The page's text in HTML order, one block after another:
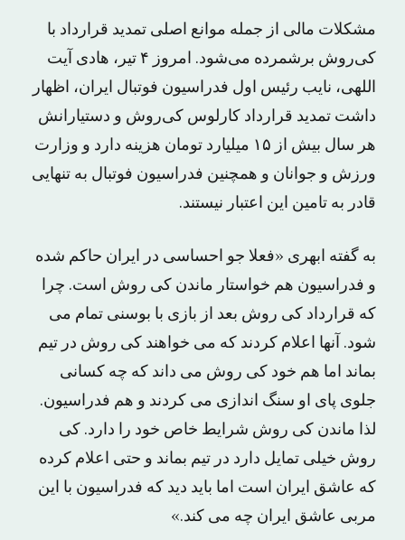
مشکلات مالی از جمله موانع اصلی تمدید قرارداد با
کی‌روش برشمرده می‌شود. امروز ۴ تیر، هادی آیت
اللهی، نایب رئیس اول فدراسیون فوتبال ایران، اظهار
داشت تمدید قرارداد کارلوس کی‌روش و دستیارانش
هر سال بیش از ۱۵ میلیارد تومان هزینه دارد و وزارت
ورزش و جوانان و همچنین فدراسیون فوتبال به تنهایی
قادر به تامین این اعتبار نیستند.
به گفته ابهری «فعلا جو احساسی در ایران حاکم شده
و فدراسیون هم خواستار ماندن کی روش است. چرا
که قرارداد کی روش بعد از بازی با بوسنی تمام می
شود. آنها اعلام کردند که می خواهند کی روش در تیم
بماند اما هم خود کی روش می داند که چه کسانی
جلوی پای او سنگ اندازی می کردند و هم فدراسیون.
لذا ماندن کی روش شرایط خاص خود را دارد. کی
روش خیلی تمایل دارد در تیم بماند و حتی اعلام کرده
که عاشق ایران است اما باید دید که فدراسیون با این
مربی عاشق ایران چه می کند.»